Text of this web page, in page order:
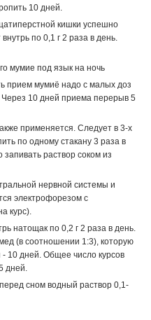
10 дней.
кишки успешно
по 0,1 г 2 раза в день.
мумие под язык на ночь
прием мумиё надо с малых доз
10 дней приема перерыв 5
применяется. Следует в 3-х
по одному стакану 3 раза в
раствор соком из
нервной системы и
электрофорезом с
курс).
натощак по 0,2 г 2 раза в день.
(в соотношении 1:3), которую
- 10 дней. Общее число курсов
дней.
сном водный раствор 0,1-